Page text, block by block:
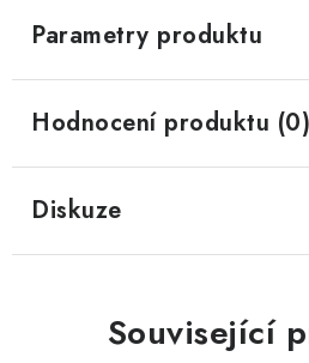
Parametry produktu
Hodnocení produktu (0)
Diskuze
Související